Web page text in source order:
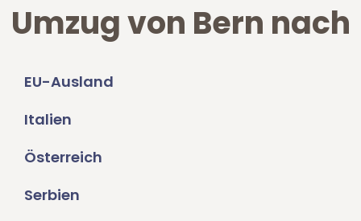
Umzug von Bern nach
EU-Ausland
Italien
Österreich
Serbien